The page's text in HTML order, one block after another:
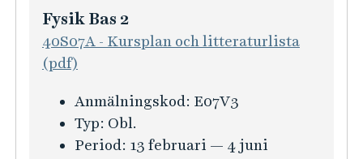
i
o
n
ö
r
F
i
n
f
r
m
a
Fysik Bas 2
40S07A - Kursplan och litteraturlista
(pdf)
K
u
r
Anmälningskod: E07V3
Typ: Obl.
Period: 13 februari — 4 juni